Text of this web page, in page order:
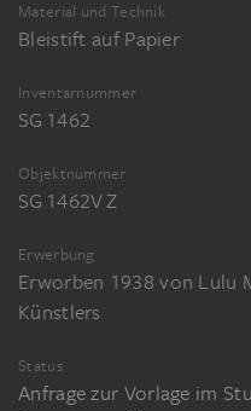
Material und Technik
Bleistift auf Papier
Inventarnummer
SG 1462
Objektnummer
SG 1462V Z
Erwerbung
Erworben 1938 von Lulu
Künstlers
Status
Anfrage zur Vorlage im